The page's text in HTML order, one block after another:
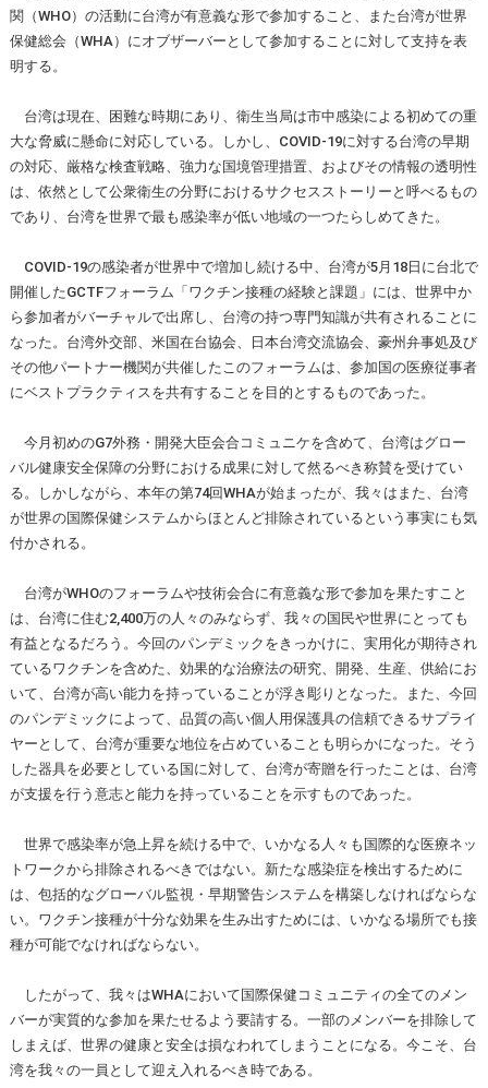
関（WHO）の活動に台湾が有意義な形で参加すること、また台湾が世界
保健総会（WHA）にオブザーバーとして参加することに対して支持を表
明する。
台湾は現在、困難な時期にあり、衛生当局は市中感染による初めての重
大な脅威に懸命に対応している。しかし、COVID-19に対する台湾の早期
の対応、厳格な検査戦略、強力な国境管理措置、およびその情報の透明性
は、依然として公衆衛生の分野におけるサクセスストーリーと呼べるもの
であり、台湾を世界で最も感染率が低い地域の一つたらしめてきた。
COVID-19の感染者が世界中で増加し続ける中、台湾が5月18日に台北で
開催したGCTFフォーラム「ワクチン接種の経験と課題」には、世界中か
ら参加者がバーチャルで出席し、台湾の持つ専門知識が共有されることに
なった。台湾外交部、米国在台協会、日本台湾交流協会、豪州弁事処及び
その他パートナー機関が共催したこのフォーラムは、参加国の医療従事者
にベストプラクティスを共有することを目的とするものであった。
今月初めのG7外務・開発大臣会合コミュニケを含めて、台湾はグロー
バル健康安全保障の分野における成果に対して然るべき称賛を受けてい
る。しかしながら、本年の第74回WHAが始まったが、我々はまた、台湾
が世界の国際保健システムからほとんど排除されているという事実にも気
付かされる。
台湾がWHOのフォーラムや技術会合に有意義な形で参加を果たすこと
は、台湾に住む2,400万の人々のみならず、我々の国民や世界にとっても
有益となるだろう。今回のパンデミックをきっかけに、実用化が期待され
ているワクチンを含めた、効果的な治療法の研究、開発、生産、供給にお
いて、台湾が高い能力を持っていることが浮き彫りとなった。また、今回
のパンデミックによって、品質の高い個人用保護具の信頼できるサプライ
ヤーとして、台湾が重要な地位を占めていることも明らかになった。そう
した器具を必要としている国に対して、台湾が寄贈を行ったことは、台湾
が支援を行う意志と能力を持っていることを示すものであった。
世界で感染率が急上昇を続ける中で、いかなる人々も国際的な医療ネッ
トワークから排除されるべきではない。新たな感染症を検出するために
は、包括的なグローバル監視・早期警告システムを構築しなければならな
い。ワクチン接種が十分な効果を生み出すためには、いかなる場所でも接
種が可能でなければならない。
したがって、我々はWHAにおいて国際保健コミュニティの全てのメン
バーが実質的な参加を果たせるよう要請する。一部のメンバーを排除して
しまえば、世界の健康と安全は損なわれてしまうことになる。今こそ、台
湾を我々の一員として迎え入れるべき時である。